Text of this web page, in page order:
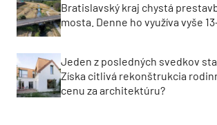
Bratislavský kraj chystá
mosta. Denne ho využíva vyše
Jeden z posledných svedkov
Získa citlivá rekonštrukcia
cenu za architektúru?